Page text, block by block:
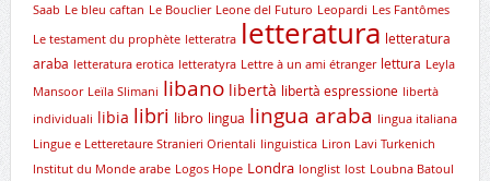
Saab Le bleu caftan Le Bouclier Leone del Futuro Leopardi Les Fantômes
Le testament du prophète letteratra letteratura letteratura
araba letteratura erotica letteratyra Lettre à un ami étranger lettura Leyla
Mansoor Leïla Slimani libano libertà libertà espressione libertà
individuali libia libri libro lingua lingua araba lingua italiana
Lingue e Letteretaure Stranieri Orientali linguistica Liron Lavi Turkenich
lnstitut du Monde arabe Logos Hope Londra longlist lost Loubna Batoul